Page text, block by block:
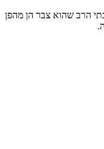
הרב שהוא צבר הן מהפן